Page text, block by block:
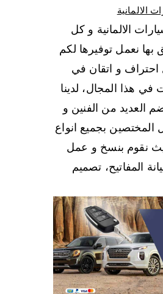
الالمانية
الالمانية و كل
بها نعمل توفيرها لكم
احتراف و اتقان في
في هذا المجال، لدينا
العديد من الفنين و
المختصين بجميع انواع
نقوم بنسخ و عمل
المفاتيح، تصميم